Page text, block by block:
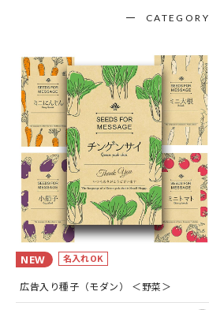
CATEGORY
NEW 名入れOK
広告入り種子（モダン） ＜野菜＞